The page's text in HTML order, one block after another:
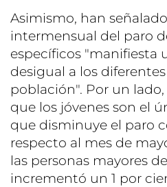
Asimismo, han
intermensual del paro
específicos "manifiesta
desigual a los
población". Por un
que los jóvenes son el
que disminuye el paro
respecto al mes de
las personas mayores
incrementó un 1 por